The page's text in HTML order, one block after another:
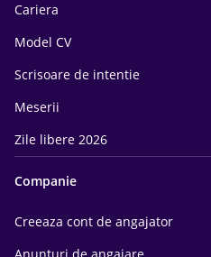
Cariera
Model CV
Scrisoare de intentie
Meserii
Zile libere 2026
Companie
Creeaza cont de angajator